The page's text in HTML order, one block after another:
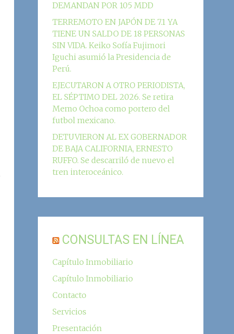
DEMANDAN POR 105 MDD
TERREMOTO EN JAPÓN DE 7.1 YA
TIENE UN SALDO DE 18 PERSONAS
SIN VIDA. Keiko Sofía Fujimori
Iguchi asumió la Presidencia de
Perú.
EJECUTARON A OTRO PERIODISTA,
EL SÉPTIMO DEL 2026. Se retira
Memo Ochoa como portero del
futbol mexicano.
DETUVIERON AL EX GOBERNADOR
DE BAJA CALIFORNIA, ERNESTO
RUFFO. Se descarriló de nuevo el
tren interoceánico.
CONSULTAS EN LÍNEA
Capítulo Inmobiliario
Capítulo Inmobiliario
Contacto
Servicios
Presentación